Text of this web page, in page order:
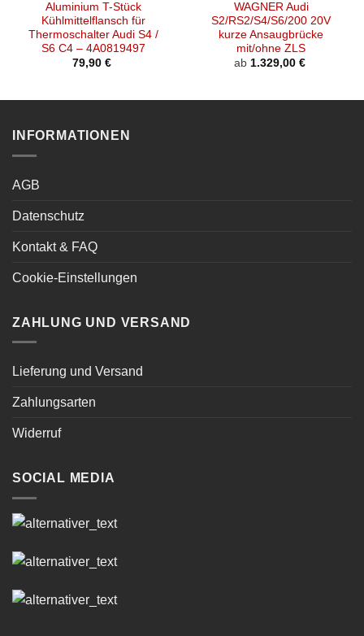
Aluminium T-Stück
Kühlmittelflansch für
Thermoschalter Audi S4 /
S6 C4 – 4A0819497
79,90 €
WAGNER Audi
S2/RS2/S4/S6/200 20V
kurze Ansaugbrücke
mit/ohne ZLS
ab 1.329,00 €
INFORMATIONEN
AGB
Datenschutz
Kontakt & FAQ
Cookie-Einstellungen
ZAHLUNG UND VERSAND
Lieferung und Versand
Zahlungsarten
Widerruf
SOCIAL MEDIA